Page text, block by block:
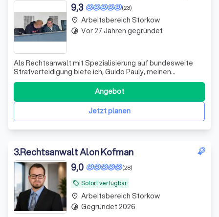
(23)
9,3
Als Rechtsanwalt mit Spezialisierung auf bundesweite
Strafverteidigung biete ich, Guido Pauly, meinen
Mandanten eine individuelle und ergebnisorientierte
Beratung und Vertretung. Meine gesetzliche
Berufsbezeichnung "Rechtsanwalt" wurde in Deutschland
verliehen und ich halte mich strikt an die berufs
Jetzt planen
Angebot
place Arbeitsbereich Storkow
timelapse Vor 27 Jahren gegründet
3.Rechtsanwalt Alon Kofman
local_offer Sofort verfügbar
(28)
9,0
place Arbeitsbereich Storkow
timelapse Gegründet 2026